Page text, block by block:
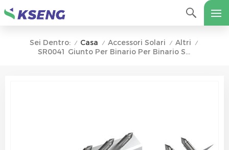
Sei Dentro: / Casa / Accessori Solari / Altri /
SR0041 Giunto Per Binario Per Binario Solare In Lega Di Alluminio R043